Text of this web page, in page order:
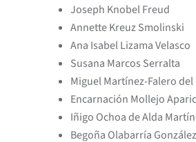
Joseph Knobel Freud
Annette Kreuz Smolinski
Ana Isabel Lizama Velasco
Susana Marcos Serralta
Miguel Martínez-Falero del
Encarnación Mollejo
Iñigo Ochoa de Alda
Begoña Olabarría González